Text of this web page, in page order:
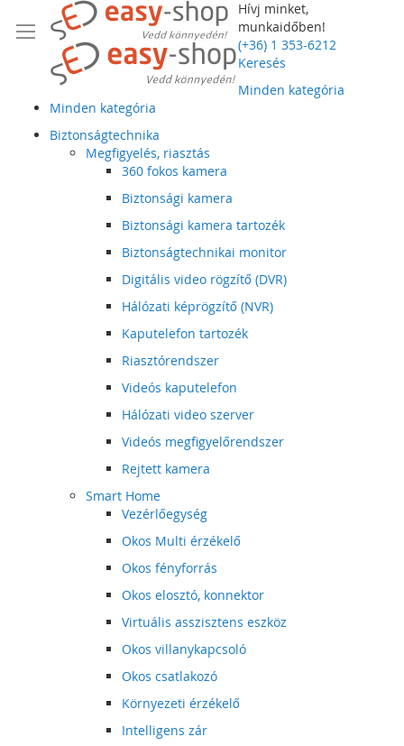
Hívj minket,
munkaidőben!
(+36) 1 353-6212
Keresés
Minden kategória
Minden kategória
Biztonságtechnika
Megfigyelés, riasztás
360 fokos kamera
Biztonsági kamera
Biztonsági kamera tartozék
Biztonságtechnikai monitor
Digitális video rögzítő (DVR)
Hálózati képrögzítő (NVR)
Kaputelefon tartozék
Riasztórendszer
Videós kaputelefon
Hálózati video szerver
Videós megfigyelőrendszer
Rejtett kamera
Smart Home
Vezérlőegység
Okos Multi érzékelő
Okos fényforrás
Okos elosztó, konnektor
Virtuális asszisztens eszköz
Okos villanykapcsoló
Okos csatlakozó
Környezeti érzékelő
Intelligens zár